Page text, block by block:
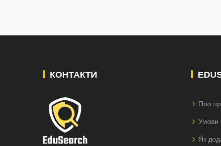
КОНТАКТИ
Про
Умови
Як